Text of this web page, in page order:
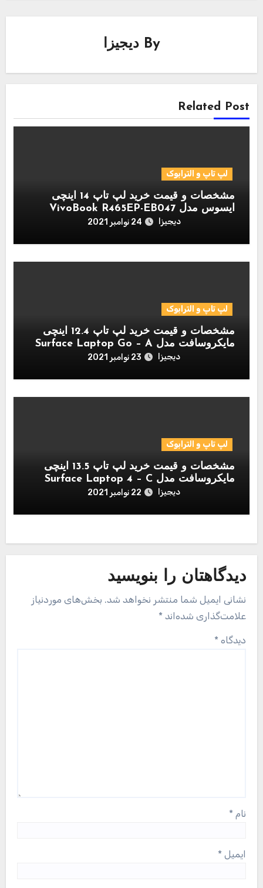
By دیجیزا
Related Post
لپ تاپ و الترابوک
مشخصات و قیمت خرید لپ تاپ 14 اینچی
ایسوس مدل VivoBook R465EP-EB047
دیجیزا 24 نوامبر 2021
لپ تاپ و الترابوک
مشخصات و قیمت خرید لپ تاپ 12.4 اینچی
مایکروسافت مدل Surface Laptop Go – A
دیجیزا 23 نوامبر 2021
لپ تاپ و الترابوک
مشخصات و قیمت خرید لپ تاپ 13.5 اینچی
مایکروسافت مدل Surface Laptop 4 – C
دیجیزا 22 نوامبر 2021
دیدگاهتان را بنویسید
نشانی ایمیل شما منتشر نخواهد شد. بخش‌های موردنیاز
علامت‌گذاری شده‌اند *
دیدگاه *
نام *
ایمیل *